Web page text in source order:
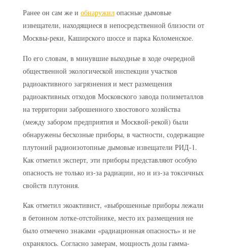
Ранее он сам же и обнаружилопасные дымовые
извещатели, находящиеся в непосредственной близости от
Москвы-реки, Каширского шоссе и парка Коломенское.
По его словам, в минувшие выходные в ходе очередной
общественной экологической инспекции участков
радиоактивного загрязнения и мест размещения
радиоактивных отходов Московского завода полиметаллов
на территории заброшенного хвостового хозяйства
(между забором предприятия и Москвой-рекой) были
обнаружены бесхозные приборы, в частности, содержащие
плутоний радиоизотопные дымовые извещатели РИД-1.
Как отметил эксперт, эти приборы представляют особую
опасность не только из-за радиации, но и из-за токсичных
свойств плутония.
Как отметил экоактивист, «выброшенные приборы лежали
в бетонном лотке-отстойнике, место их размещения не
было отмечено знаками «радиационная опасность» и не
охранялось. Согласно замерам, мощность дозы гамма-